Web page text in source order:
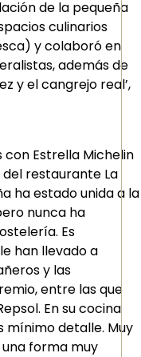
de la pequeña
culinarios
y colaboró en
además de
y el cangrejo real’,
con Estrella Michelin
restaurante La
ha estado unida a la
nunca ha
Es
han llevado a
y las
entre las que
En su cocina
mínimo detalle. Muy
forma muy